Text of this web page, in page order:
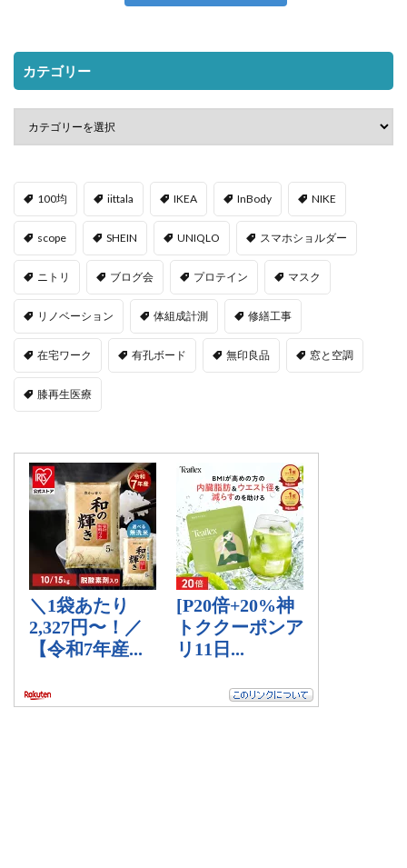
カテゴリー
100均 iittala IKEA InBody NIKE
scope SHEIN UNIQLO スマホショルダー
ニトリ ブログ会 プロテイン マスク
リノベーション 体組成計測 修繕工事
在宅ワーク 有孔ボード 無印良品 窓と空調
膝再生医療